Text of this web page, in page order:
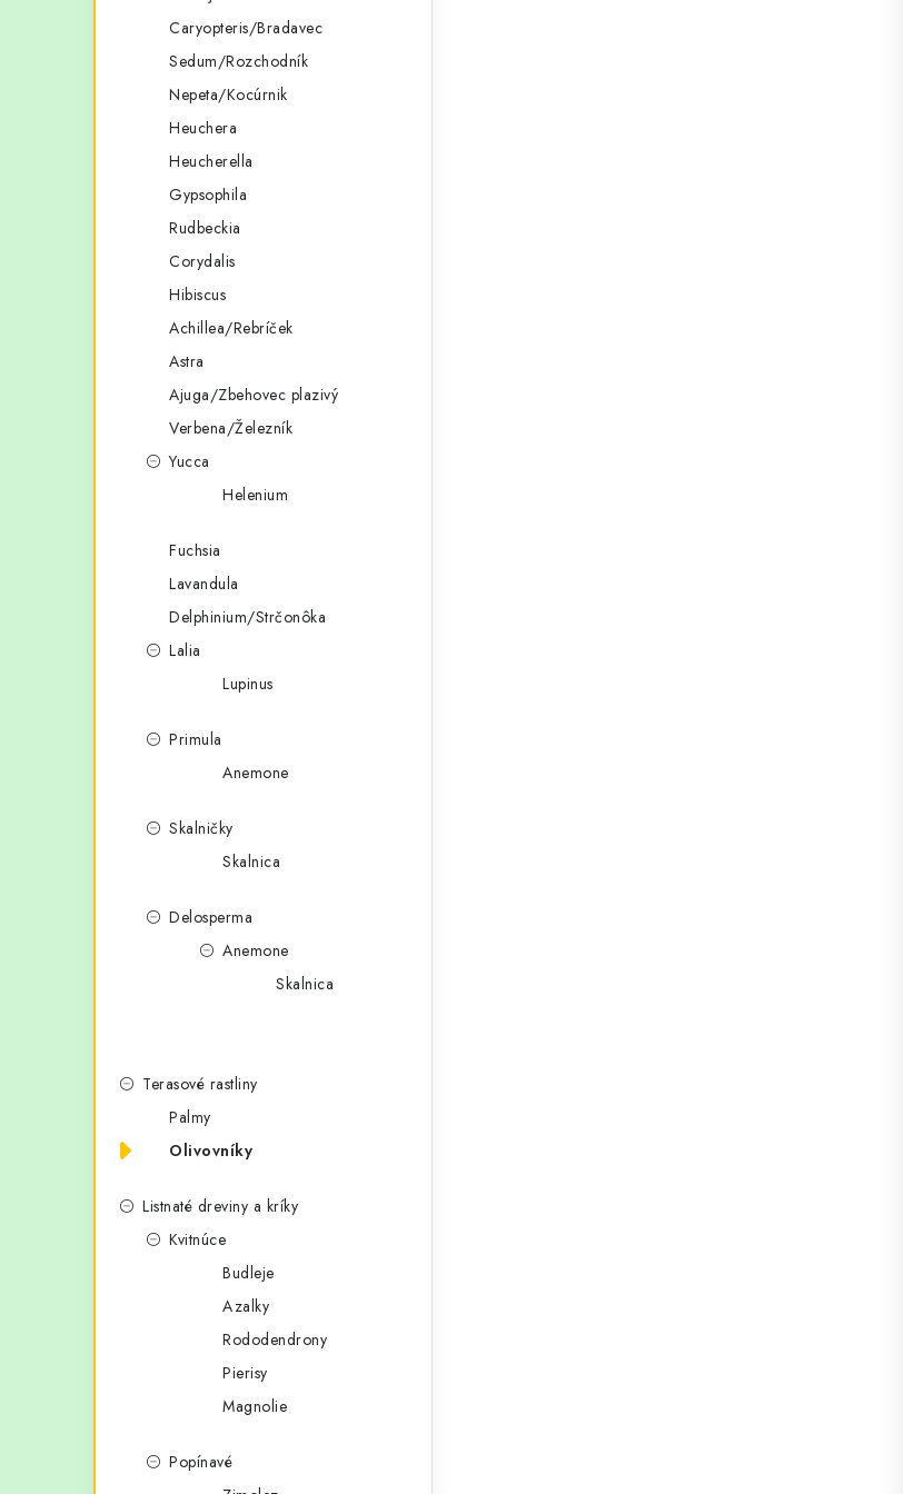
Caryopteris/Bradavec
Sedum/Rozchodník
Nepeta/Kocúrnik
Heuchera
Heucherella
Gypsophila
Rudbeckia
Corydalis
Hibiscus
Achillea/Rebríček
Astra
Ajuga/Zbehovec plazivý
Verbena/Železník
Yucca
Helenium
Fuchsia
Lavandula
Delphinium/Strčonôka
Lalia
Lupinus
Primula
Anemone
Skalničky
Skalnica
Delosperma
Anemone
Skalnica
Terasové rastliny
Palmy
Olivovníky
Listnaté dreviny a kríky
Kvitnúce
Budleje
Azalky
Rododendrony
Pierisy
Magnolie
Popínavé